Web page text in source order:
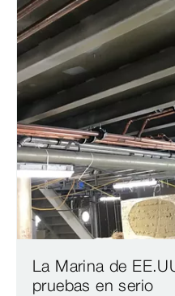
La Marina de
pruebas en serio